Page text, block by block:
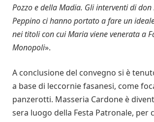
Pozzo e della Madia. Gli interventi di
Peppino ci hanno portato a fare un
nei titoli con cui Maria viene venerata a
Monopoli».
A conclusione del convegno si è
a base di leccornie fasanesi, come
panzerotti. Masseria Cardone è
sera luogo della Festa Patronale, per